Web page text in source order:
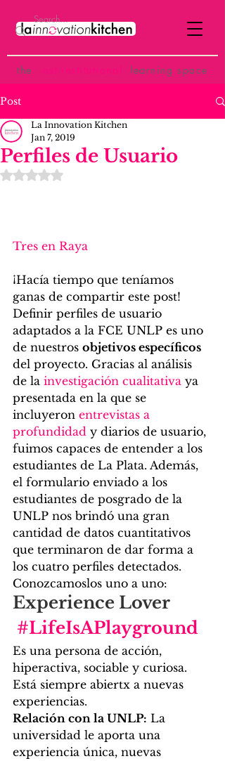
the ost-institutional learning space
Post
Perfiles de Usuario
La Innovation Kitchen
Jan 7, 2019
Rated NaN out of 5 stars.
Tres en Raya
¡Hacía tiempo que teníamos
ganas de compartir este post!
Definir perfiles de usuario
adaptados a la FCE UNLP es uno
de nuestros objetivos específicos
del proyecto. Gracias al análisis
de la investigación cualitativa ya
presentada en la que se
incluyeron entrevistas a
profundidad y diarios de usuario,
fuimos capaces de entender a los
estudiantes de La Plata. Además,
el formulario enviado a los
estudiantes de posgrado de la
UNLP nos brindó una gran
cantidad de datos cuantitativos
que terminaron de dar forma a
los cuatro perfiles detectados.
Conozcamoslos uno a uno:
Experience Lover
#LifeIsAPlayground
Es una persona de acción,
hiperactiva, sociable y curiosa.
Está siempre abiertx a nuevas
experiencias.
Relación con la UNLP: La
universidad le aporta una
experiencia única, nuevas